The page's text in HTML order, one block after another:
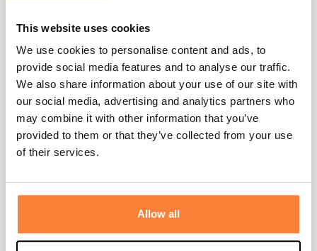
This website uses cookies
We use cookies to personalise content and ads, to
provide social media features and to analyse our traffic.
We also share information about your use of our site with
our social media, advertising and analytics partners who
may combine it with other information that you’ve
provided to them or that they’ve collected from your use
of their services.
Allow all
Description
Browning vous propose cette casquette camouflage
roseaux idéale pour la chasse du gibier d'eau.
Taille unique
Fiche technique
Coloris Camouflage
Marque Américaine : Choisir sa taille